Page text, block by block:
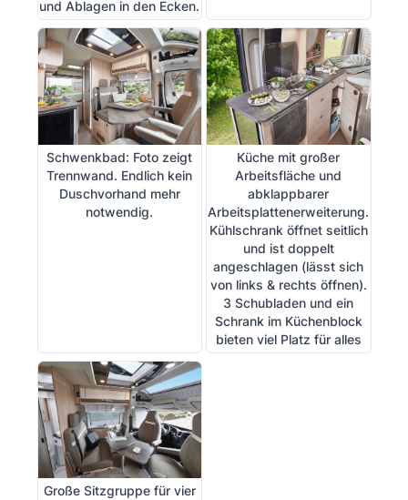
und Ablagen in den Ecken.
Schwenkbad: Foto zeigt
Trennwand. Endlich kein
Duschvorhand mehr
notwendig.
Küche mit großer
Arbeitsfläche und
abklappbarer
Arbeitsplattenerweiterung.
Kühlschrank öffnet seitlich
und ist doppelt
angeschlagen (lässt sich
von links & rechts öffnen).
3 Schubladen und ein
Schrank im Küchenblock
bieten viel Platz für alles
Große Sitzgruppe für vier